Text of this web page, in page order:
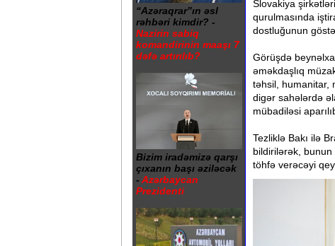
“Azəraqrar”ın əsl
rəhbəri kimdir? -
Nazirin sabiq
komandirinin maaşı 7
dəfə artırılıb?
Bizim iradəmizə qarşı
çıxanın başı əziləcək
- Azərbaycan
Prezidenti
Slovakiya
qurulmasında
dostluğunun
Görüşdə
əməkdaşlıq
təhsil, humanitar,
digər sahələrdə
mübadiləsi
Tezliklə Bakı ilə
bildirilərək, bunun
töhfə verəcəyi